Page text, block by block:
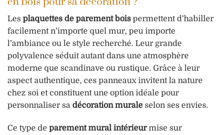
Les plaquettes de parement bois permettent d’habiller
facilement n’importe quel mur, peu importe
l’ambiance ou le style recherché. Leur grande
polyvalence séduit autant dans une atmosphère
moderne que scandinave ou rustique. Grâce à leur
aspect authentique, ces panneaux invitent la nature
chez soi et constituent une option idéale pour
personnaliser sa décoration murale selon ses envies.
Ce type de parement mural intérieurmise sur